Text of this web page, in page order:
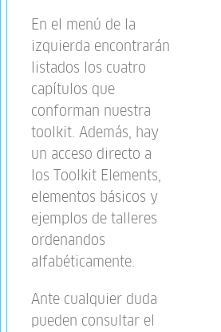
En el menú de la
izquierda encontrarán
listados los cuatro
capítulos que
conforman nuestra
toolkit. Además, hay
un acceso directo a
los Toolkit Elements,
elementos básicos y
ejemplos de talleres
ordenandos
alfabéticamente.
Ante cualquier duda
pueden consultar el